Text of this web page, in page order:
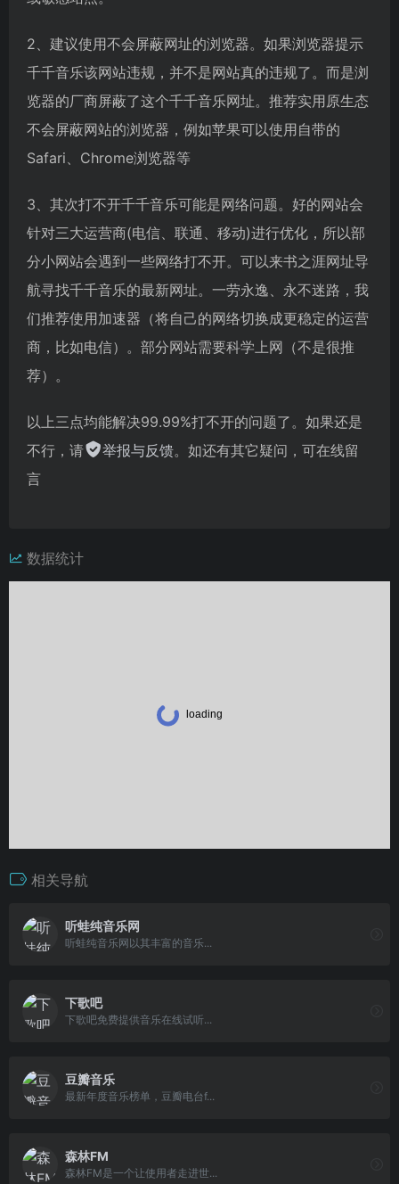
2、建议使用不会屏蔽网址的浏览器。如果浏览器提示
千千音乐该网站违规，并不是网站真的违规了。而是浏
览器的厂商屏蔽了这个千千音乐网址。推荐实用原生态
不会屏蔽网站的浏览器，例如苹果可以使用自带的
Safari、Chrome浏览器等
3、其次打不开千千音乐可能是网络问题。好的网站会
针对三大运营商(电信、联通、移动)进行优化，所以部
分小网站会遇到一些网络打不开。可以来书之涯网址导
航寻找千千音乐的最新网址。一劳永逸、永不迷路，我
们推荐使用加速器（将自己的网络切换成更稳定的运营
商，比如电信）。部分网站需要科学上网（不是很推
荐）。
以上三点均能解决99.99%打不开的问题了。如果还是
不行，请
举报与反馈。如还有其它疑问，可在线留
言
数据统计
相关导航
听蛙纯音乐网
听蛙纯音乐网以其丰富的音乐...
下歌吧
下歌吧免费提供音乐在线试听...
豆瓣音乐
最新年度音乐榜单，豆瓣电台f...
森林FM
森林FM是一个让使用者走进世...